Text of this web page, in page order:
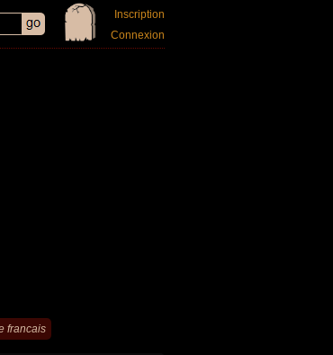
Inscription
Connexion
francais